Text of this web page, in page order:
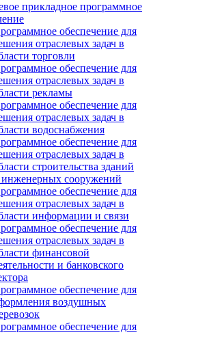
прикладное программное
обеспечение для
отраслевых задач в
торговли
обеспечение для
отраслевых задач в
рекламы
обеспечение для
отраслевых задач в
водоснабжения
обеспечение для
отраслевых задач в
строительства зданий
сооружений
обеспечение для
отраслевых задач в
информации и связи
обеспечение для
отраслевых задач в
финансовой
и банковского
обеспечение для
воздушных
обеспечение для